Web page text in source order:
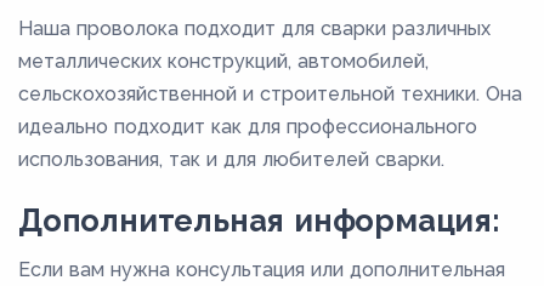
Наша проволока подходит для сварки различных
металлических конструкций, автомобилей,
сельскохозяйственной и строительной техники. Она
идеально подходит как для профессионального
использования, так и для любителей сварки.
Дополнительная информация:
Если вам нужна консультация или дополнительная